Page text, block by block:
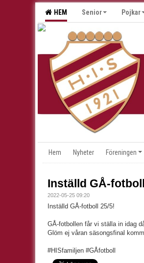
HEM Senior Pojkar
Hem Nyheter Föreningen
Inställd GÅ-
2022-05-25 09:20
Inställd GÅ-fotboll 25/5!
GÅ-fotbollen får vi ställa in idag
Glöm ej våran säsongsfinal
#HISfamiljen #GÅfotboll